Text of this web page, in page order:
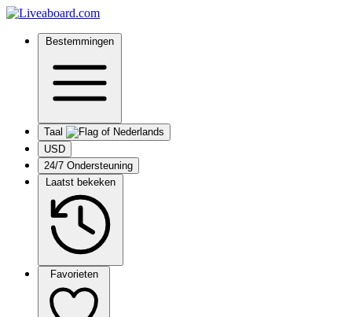
Bestemmingen
Taal
USD
24/7 Ondersteuning
Laatst bekeken
Favorieten